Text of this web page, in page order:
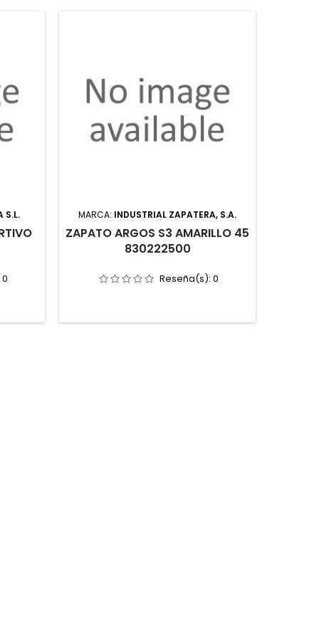
S.L.
0
MARCA: INDUSTRIAL ZAPATERA, S.A.
ZAPATO ARGOS S3 AMARILLO 45
830222500
Reseña(s): 0